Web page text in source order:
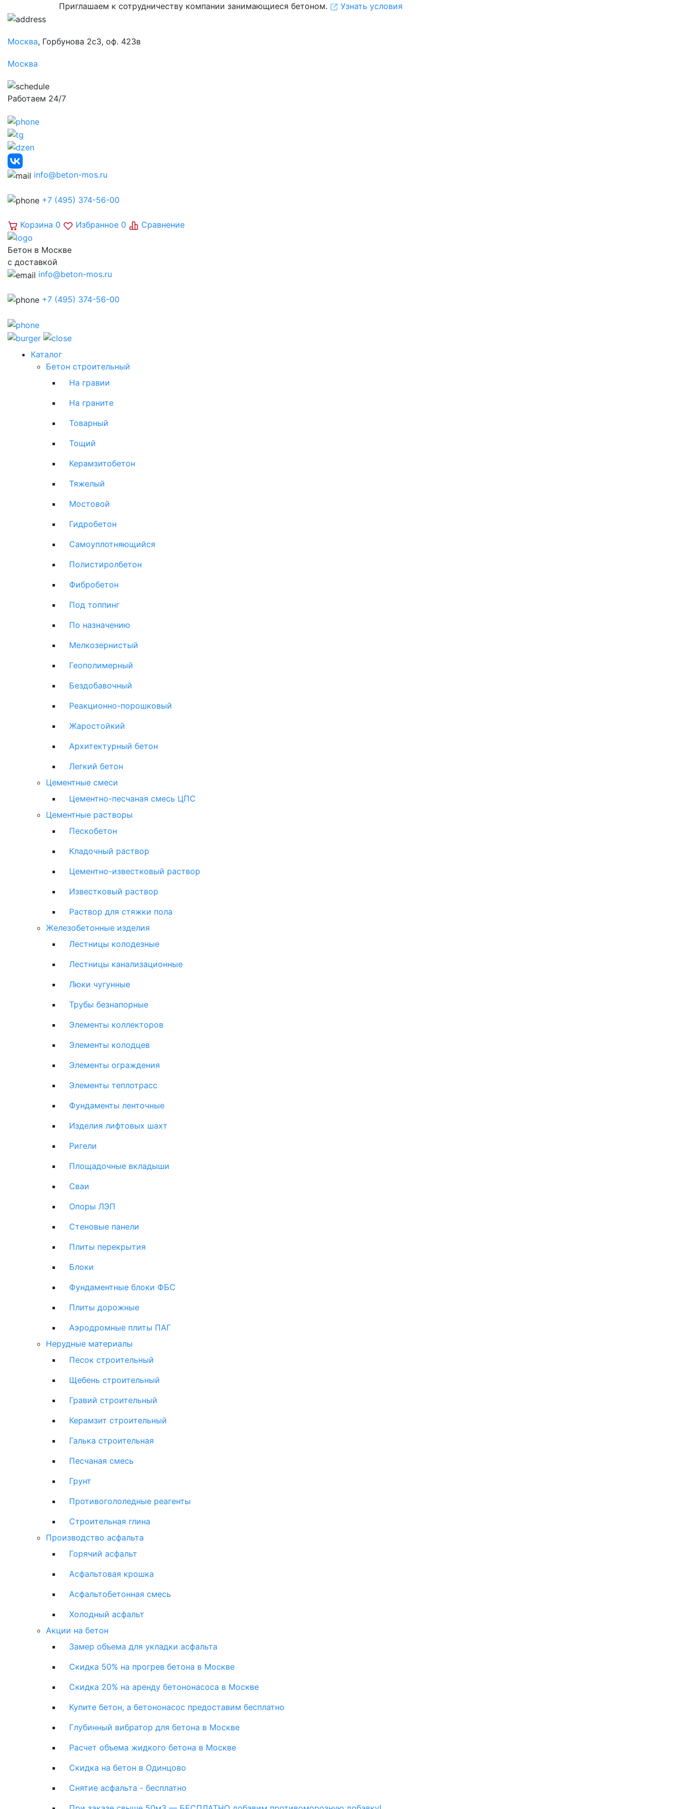
Приглашаем к сотрудничеству компании занимающиеся бетоном. Узнать условия
Москва, Горбунова 2с3, оф. 423в
Москва
Работаем 24/7
info@beton-mos.ru
+7 (495) 374-56-00
Корзина 0 Избранное 0 Сравнение
Бетон в Москве
с доставкой
info@beton-mos.ru
+7 (495) 374-56-00
Каталог
Бетон строительный
На гравии
На граните
Товарный
Тощий
Керамзитобетон
Тяжелый
Мостовой
Гидробетон
Самоуплотняющийся
Полистиролбетон
Фибробетон
Под топпинг
По назначению
Мелкозернистый
Геополимерный
Бездобавочный
Реакционно-порошковый
Жаростойкий
Архитектурный бетон
Легкий бетон
Цементные смеси
Цементно-песчаная смесь ЦПС
Цементные растворы
Пескобетон
Кладочный раствор
Цементно-известковый раствор
Известковый раствор
Раствор для стяжки пола
Железобетонные изделия
Лестницы колодезные
Лестницы канализационные
Люки чугунные
Трубы безнапорные
Элементы коллекторов
Элементы колодцев
Элементы ограждения
Элементы теплотрасс
Фундаменты ленточные
Изделия лифтовых шахт
Ригели
Площадочные вкладыши
Сваи
Опоры ЛЭП
Стеновые панели
Плиты перекрытия
Блоки
Фундаментные блоки ФБС
Плиты дорожные
Аэродромные плиты ПАГ
Нерудные материалы
Песок строительный
Щебень строительный
Гравий строительный
Керамзит строительный
Галька строительная
Песчаная смесь
Грунт
Противогололедные реагенты
Строительная глина
Производство асфальта
Горячий асфальт
Асфальтовая крошка
Асфальтобетонная смесь
Холодный асфальт
Акции на бетон
Замер объема для укладки асфальта
Скидка 50% на прогрев бетона в Москве
Скидка 20% на аренду бетононасоса в Москве
Купите бетон, а бетононасос предоставим бесплатно
Глубинный вибратор для бетона в Москве
Расчет объема жидкого бетона в Москве
Скидка на бетон в Одинцово
Снятие асфальта - бесплатно